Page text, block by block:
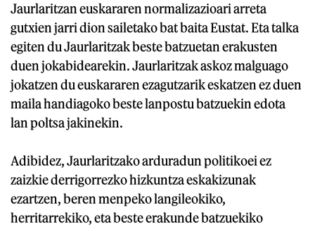
Jaurlaritzan euskararen normalizazioari arreta
gutxien jarri dion sailetako bat baita Eustat. Eta talka
egiten du Jaurlaritzak beste batzuetan erakusten
duen jokabidearekin. Jaurlaritzak askoz malguago
jokatzen du euskararen ezagutzarik eskatzen ez duen
maila handiagoko beste lanpostu batzuekin edota
lan poltsa jakinekin.
Adibidez, Jaurlaritzako arduradun politikoei ez
zaizkie derrigorrezko hizkuntza eskakizunak
ezartzen, beren menpeko langileokiko,
herritarrekiko, eta beste erakunde batzuekiko